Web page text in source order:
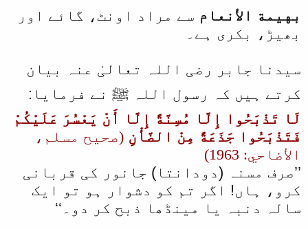
ا
بهيمة الأنعام سے مراد اونٹ، گائے اور
بھیڑ، بکری ہے۔
سیدنا جابر رضی اللہ تعالیٰ عنہ بیان
کرتے ہیں کہ رسول اللہ ﷺ نے فرمایا:
لَا تَذْبَحُوا إِلَّا مُسِنَّةً إِلَّا أَنْ يَعْسُرَ عَلَيْكُمْ
فَتَذْبَحُوا جَذَعَةً مِنْ الضَّأْنِ (صحيح مسلم،
الأضاحي: 1963)
’’صرف مسنہ (دودانتا) جانور کی قربانی
کرو، ہاں! اگر تم کو دشوار ہو تو ایک
سالہ دنبہ یا مینڈھا ذبح کر دو۔‘‘